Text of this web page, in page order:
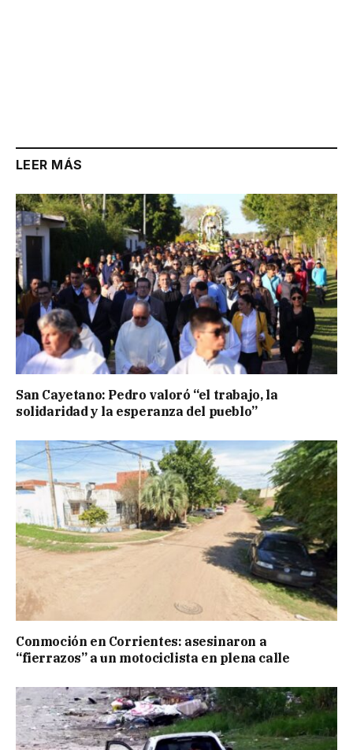
LEER MÁS
San Cayetano: Pedro valoró “el trabajo, la
solidaridad y la esperanza del pueblo”
Conmoción en Corrientes: asesinaron a
“fierrazos” a un motociclista en plena calle